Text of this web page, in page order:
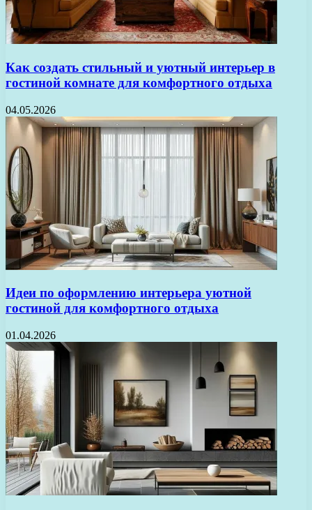
Как создать стильный и уютный интерьер в
гостиной комнате для комфортного отдыха
04.05.2026
Идеи по оформлению интерьера уютной
гостиной для комфортного отдыха
01.04.2026